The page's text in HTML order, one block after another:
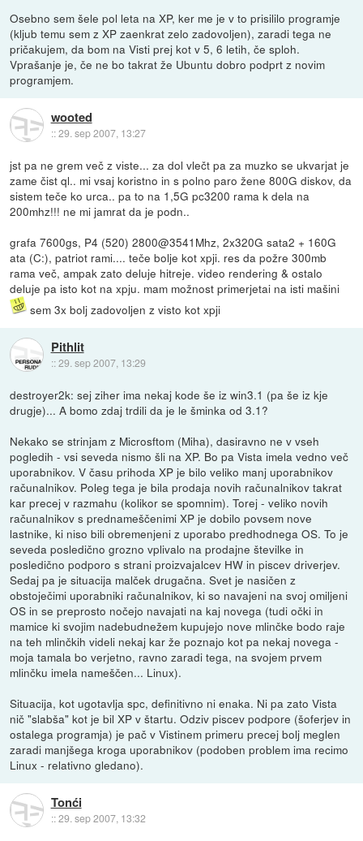
Osebno sem šele pol leta na XP, ker me je v to prisililo programje
(kljub temu sem z XP zaenkrat zelo zadovoljen), zaradi tega ne
pričakujem, da bom na Visti prej kot v 5, 6 letih, če sploh.
Vprašanje je, če ne bo takrat že Ubuntu dobro podprt z novim
programjem.
wooted
::29. sep 2007, 13:27
jst pa ne grem več z viste... za dol vlečt pa za muzko se ukvarjat je
zame čist ql.. mi vsaj koristno in s polno paro žene 800G diskov, da
sistem teče ko urca.. pa to na 1,5G pc3200 rama k dela na
200mhz!!! ne mi jamrat da je podn..
grafa 7600gs, P4 (520) 2800@3541Mhz, 2x320G sata2 + 160G
ata (C:), patriot rami.... teče bolje kot xpji. res da požre 300mb
rama več, ampak zato deluje hitreje. video rendering & ostalo
deluje pa isto kot na xpju. mam možnost primerjetai na isti mašini
sem 3x bolj zadovoljen z visto kot xpji
Pithlit
::29. sep 2007, 13:29
destroyer2k: sej ziher ima nekaj kode še iz win3.1 (pa še iz kje
drugje)... A bomo zdaj trdili da je le šminka od 3.1?
Nekako se strinjam z Microsftom (Miha), dasiravno ne v vseh
pogledih - vsi seveda nismo šli na XP. Bo pa Vista imela vedno več
uporabnikov. V času prihoda XP je bilo veliko manj uporabnikov
računalnikov. Poleg tega je bila prodaja novih računalnikov takrat
kar precej v razmahu (kolikor se spomnim). Torej - veliko novih
računalnikov s prednameščenimi XP je dobilo povsem nove
lastnike, ki niso bili obremenjeni z uporabo predhodnega OS. To je
seveda posledično grozno vplivalo na prodajne številke in
posledično podporo s strani proizvajalcev HW in piscev driverjev.
Sedaj pa je situacija malček drugačna. Svet je nasičen z
obstoječimi uporabniki računalnikov, ki so navajeni na svoj omiljeni
OS in se preprosto nočejo navajati na kaj novega (tudi očki in
mamice ki svojim nadebudnežem kupujejo nove mlinčke bodo raje
na teh mlinčkih videli nekaj kar že poznajo kot pa nekaj novega -
moja tamala bo verjetno, ravno zaradi tega, na svojem prvem
mlinčku imela nameščen... Linux).
Situacija, kot ugotavlja spc, definitivno ni enaka. Ni pa zato Vista
nič "slabša" kot je bil XP v štartu. Odziv piscev podpore (šoferjev in
ostalega programja) je pač v Vistinem primeru precej bolj meglen
zaradi manjšega kroga uporabnikov (podoben problem ima recimo
Linux - relativno gledano).
Tonći
::29. sep 2007, 13:32